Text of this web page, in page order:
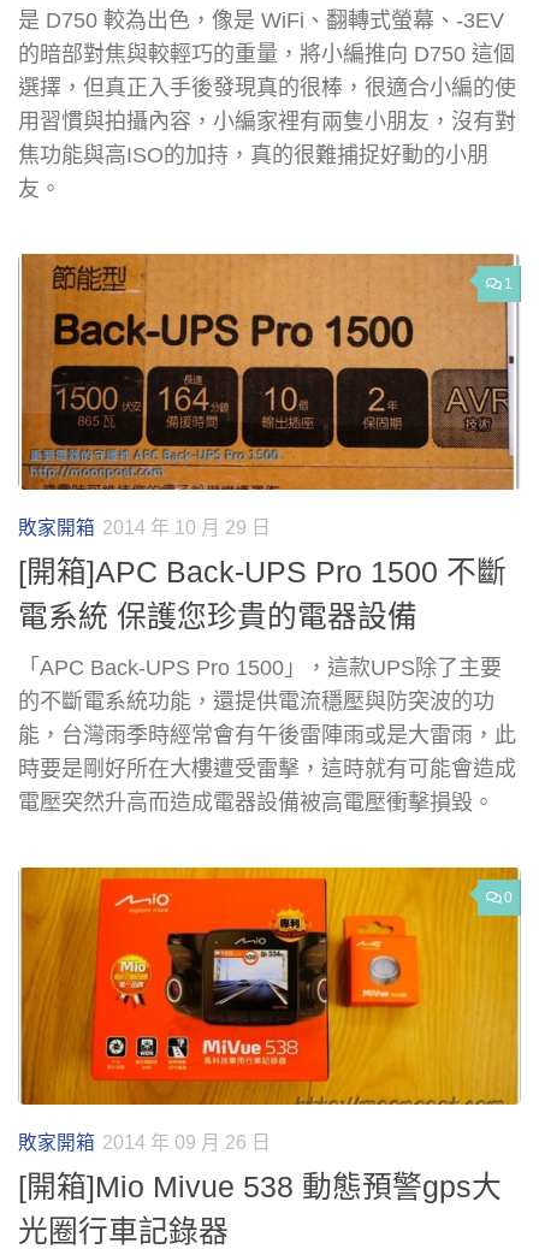
是 D750 較為出色，像是 WiFi、翻轉式螢幕、-3EV
的暗部對焦與較輕巧的重量，將小編推向 D750 這個
選擇，但真正入手後發現真的很棒，很適合小編的使
用習慣與拍攝內容，小編家裡有兩隻小朋友，沒有對
焦功能與高ISO的加持，真的很難捕捉好動的小朋
友。
1
敗家開箱 2014 年 10 月 29 日
[開箱]APC Back-UPS Pro 1500 不斷
電系統 保護您珍貴的電器設備
「APC Back-UPS Pro 1500」，這款UPS除了主要
的不斷電系統功能，還提供電流穩壓與防突波的功
能，台灣雨季時經常會有午後雷陣雨或是大雷雨，此
時要是剛好所在大樓遭受雷擊，這時就有可能會造成
電壓突然升高而造成電器設備被高電壓衝擊損毀。
0
敗家開箱 2014 年 09 月 26 日
[開箱]Mio Mivue 538 動態預警gps大
光圈行車記錄器